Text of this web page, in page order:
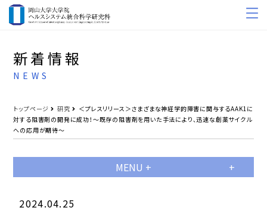
新着情報
NEWS
トップページ 研究
＜プレスリリース＞さまざまな神経学的障害に関与するAAK1に
対する阻害剤の開発に成功！～既存の阻害剤を用いた手法により、迅速な創薬サイクル
への応用が期待～
MENU +
2024.04.25